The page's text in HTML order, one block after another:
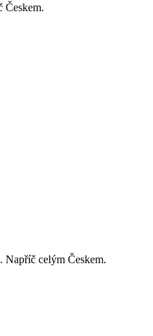
Českem.
Napříč celým Českem.